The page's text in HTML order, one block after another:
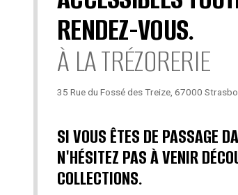
RENDEZ-VOUS.
À LA TRÉZORERIE
35 Rue du Fossé des Treize, 67000
SI VOUS ÊTES DE PASSAGE
N'HÉSITEZ PAS À VENIR
COLLECTIONS.